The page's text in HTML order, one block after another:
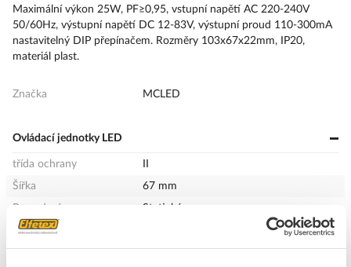
Maximální výkon 25W, PF≥0,95, vstupní napětí AC 220-240V
50/60Hz, výstupní napětí DC 12-83V, výstupní proud 110-300mA
nastavitelný DIP přepínačem. Rozměry 103x67x22mm, IP20,
materiál plast.
Značka MCLED
Ovládací jednotky LED
třída ochrany
Šířka
67 mm
Provedení
Statický
Výška
Délka
103 mm